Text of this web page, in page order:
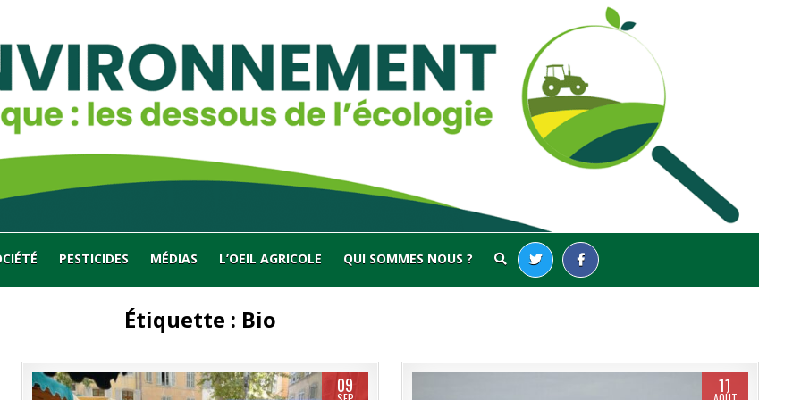
PESTICIDES MÉDIAS L’OEIL AGRICOLE QUI SOMMES NOUS ?
Étiquette : Bio
09 11